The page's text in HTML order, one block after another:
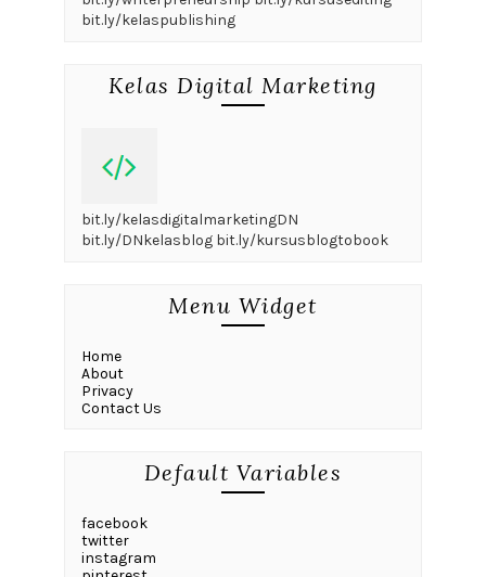
bit.ly/kelaspublishing
Kelas Digital Marketing
bit.ly/kelasdigitalmarketingDN
bit.ly/DNkelasblog bit.ly/kursusblogtobook
Menu Widget
Home
About
Privacy
Contact Us
Default Variables
facebook
twitter
instagram